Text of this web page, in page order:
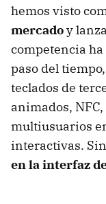
hemos visto
mercadoy
competencia
paso del
teclados de
animados,
multiusuarios
interactivas.
en la interfaz